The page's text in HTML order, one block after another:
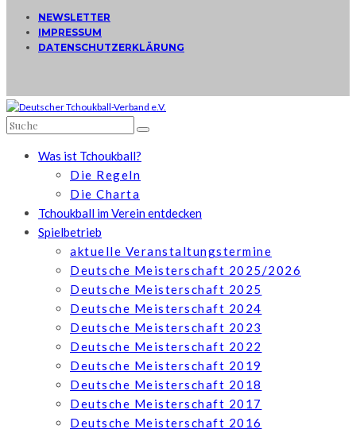
NEWSLETTER
IMPRESSUM
DATENSCHUTZERKLÄRUNG
Was ist Tchoukball?
Die Regeln
Die Charta
Tchoukball im Verein entdecken
Spielbetrieb
aktuelle Veranstaltungstermine
Deutsche Meisterschaft 2025/2026
Deutsche Meisterschaft 2025
Deutsche Meisterschaft 2024
Deutsche Meisterschaft 2023
Deutsche Meisterschaft 2022
Deutsche Meisterschaft 2019
Deutsche Meisterschaft 2018
Deutsche Meisterschaft 2017
Deutsche Meisterschaft 2016